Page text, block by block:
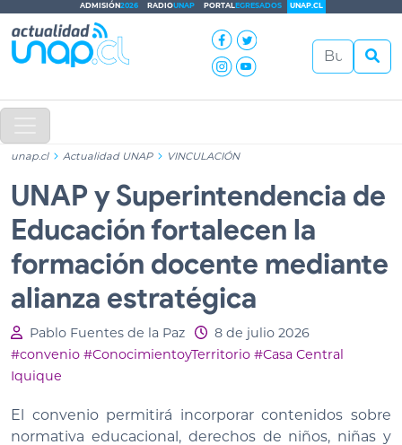
ADMISIÓN2026 RADIOUNAP PORTALEGRESADOS UNAP.CL
unap.cl Actualidad UNAP VINCULACIÓN
UNAP y Superintendencia de
Educación fortalecen la
formación docente mediante
alianza estratégica
Pablo Fuentes de la Paz
8 de julio 2026
#convenio #ConocimientoyTerritorio #Casa Central
Iquique
El convenio permitirá incorporar contenidos sobre
normativa educacional, derechos de niños, niñas y